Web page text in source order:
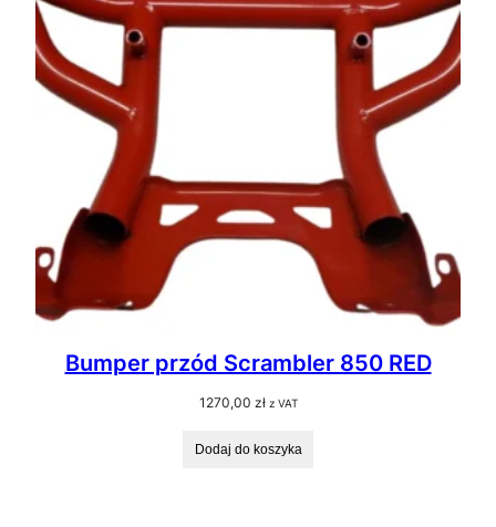
Bumper przód Scrambler 850 RED
1270,00 zł z VAT
Dodaj do koszyka